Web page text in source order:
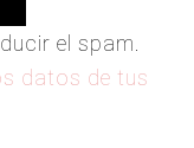
el spam.
datos de tus